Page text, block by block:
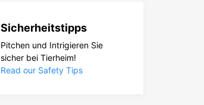
Sicherheitstipps
Pitchen und Intrigieren Sie
sicher bei Tierheim!
Read our Safety Tips